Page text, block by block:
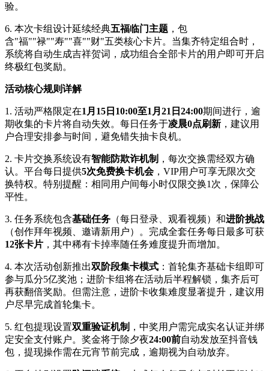
验。
6. 本次卡组设计延续经典五福临门主题 ，包
含"福""禄""寿""喜""财"五类核心卡片。当集齐特定组合时，
系统将自动生成吉祥贺词，成功组合全部卡片的用户即可开启
终极红包奖励。
活动核心规则详解
1. 活动严格限定在1月15日10:00至1月21日24:00期间进行，逾
期收集的卡片将自动失效。每日任务于凌晨0点刷新 ，建议用
户合理安排参与时间，避免错失抽卡良机。
2. 卡片交换系统设有智能防欺诈机制 ，每次交换需经双方确
认。平台每日提供5次免费换卡机会，VIP用户可享无限次交
换特权。特别提醒：相同用户间每小时仅限交换1次，保障公
平性。
3. 任务系统包含基础任务 （每日登录、观看视频）和进阶挑战
（创作拜年视频、邀请新用户）。完成全套任务每日最多可获
12张卡片 ，其中稀有卡掉率随任务难度提升而增加。
4. 本次活动创新推出双阶段集卡模式 ：首轮集齐基础卡组即可
参与瓜分5亿奖池；进阶卡组将在活动后半程解锁，集齐后可
再获翻倍奖励。但需注意，进阶卡收集难度显著提升，建议用
户尽早完成首轮集卡。
5. 红包提现设置双重验证机制 ，中奖用户需完成实名认证并绑
定安全支付账户。奖金将于除夕夜24:00前自动发放至抖音钱
包，提现操作需在元宵节前完成，逾期视为自动放弃。